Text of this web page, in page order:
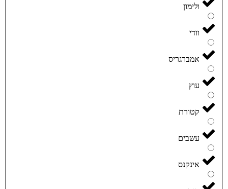
ולימון
וודי
אמברגריס
עוץ
קטורת
עשבים
אינקנס